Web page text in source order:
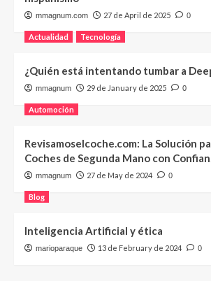
mmagnum.com 27 de April de 2025 0
Actualidad Tecnología
¿Quién está intentando tumbar a
mmagnum 29 de January de 2025 0
Automoción
Revisamoselcoche.com: La Solución
Coches de Segunda Mano con
mmagnum 27 de May de 2024 0
Blog
Inteligencia Artificial y ética
marioparaque 13 de February de 2024 0